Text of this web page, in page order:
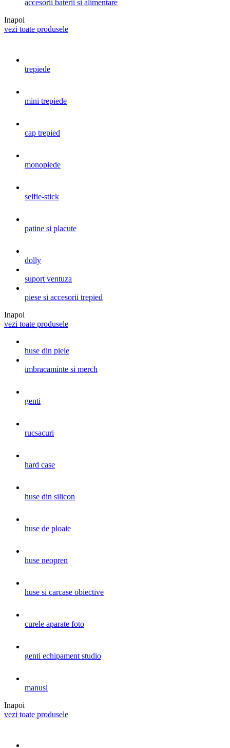
accesorii baterii si alimentare
Inapoi
vezi toate produsele
trepiede
mini trepiede
cap trepied
monopiede
selfie-stick
patine si placute
dolly
suport ventuza
piese si accesorii trepied
Inapoi
vezi toate produsele
huse din piele
imbracaminte si merch
genti
rucsacuri
hard case
huse din silicon
huse de ploaie
huse neopren
huse si carcase obiective
curele aparate foto
genti echipament studio
manusi
Inapoi
vezi toate produsele